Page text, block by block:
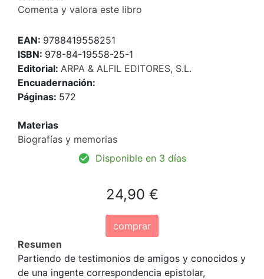
Comenta y valora este libro
EAN: 9788419558251
ISBN: 978-84-19558-25-1
Editorial: ARPA & ALFIL EDITORES, S.L.
Encuadernación:
Páginas: 572
Materias
Biografías y memorias
Disponible en 3 días
24,90 €
comprar
Resumen
Partiendo de testimonios de amigos y conocidos y
de una ingente correspondencia epistolar,